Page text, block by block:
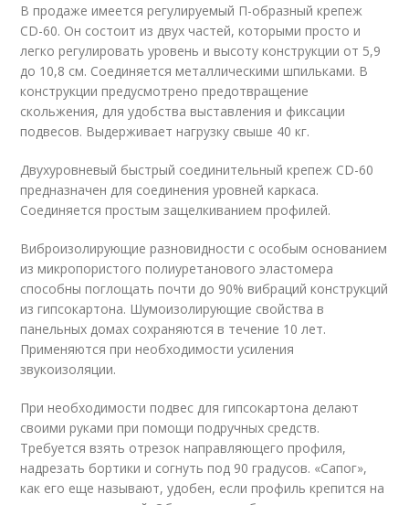
В продаже имеется регулируемый П-образный крепеж
CD-60. Он состоит из двух частей, которыми просто и
легко регулировать уровень и высоту конструкции от 5,9
до 10,8 см. Соединяется металлическими шпильками. В
конструкции предусмотрено предотвращение
скольжения, для удобства выставления и фиксации
подвесов. Выдерживает нагрузку свыше 40 кг.
Двухуровневый быстрый соединительный крепеж CD-60
предназначен для соединения уровней каркаса.
Соединяется простым защелкиванием профилей.
Виброизолирующие разновидности с особым основанием
из микропористого полиуретанового эластомера
способны поглощать почти до 90% вибраций конструкций
из гипсокартона. Шумоизолирующие свойства в
панельных домах сохраняются в течение 10 лет.
Применяются при необходимости усиления
звукоизоляции.
При необходимости подвес для гипсокартона делают
своими руками при помощи подручных средств.
Требуется взять отрезок направляющего профиля,
надрезать бортики и согнуть под 90 градусов. «Сапог»,
как его еще называют, удобен, если профиль крепится на